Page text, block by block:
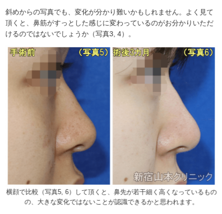
斜めからの写真でも、変化が分かり難いかもしれません。よく見て
頂くと、鼻筋がすっとした感じに変わっているのがお分かりいただ
けるのではないでしょうか（写真3, 4）。
横顔で比較（写真5, 6）して頂くと、鼻先が若干細く高くなっているもの
の、大きな変化ではないことが認識できるかと思われます。